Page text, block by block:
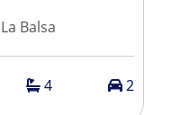
Balsa
4 2